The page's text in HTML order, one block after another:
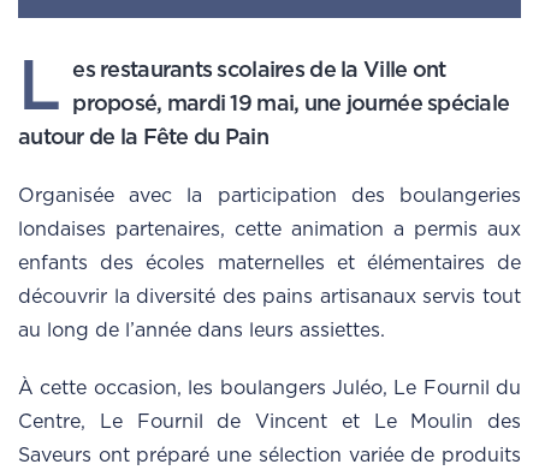
L
es restaurants scolaires de la Ville ont
proposé, mardi 19 mai, une journée spéciale
autour de la Fête du Pain
Organisée avec la participation des boulangeries
londaises partenaires, cette animation a permis aux
enfants des écoles maternelles et élémentaires de
découvrir la diversité des pains artisanaux servis tout
au long de l’année dans leurs assiettes.
À cette occasion, les boulangers Juléo, Le Fournil du
Centre, Le Fournil de Vincent et Le Moulin des
Saveurs ont préparé une sélection variée de produits